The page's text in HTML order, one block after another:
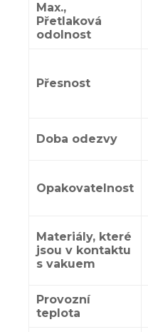
Max.,
Přetlaková
odolnost
Přesnost
Doba odezvy
Opakovatelnost
Materiály, které
jsou v kontaktu
s vakuem
Provozní
teplota